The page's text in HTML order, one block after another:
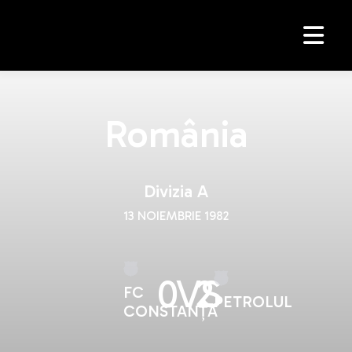
România
Divizia A
13 NOIEMBRIE 1982
FC
CONSTANȚA
0VS
2PETROLUL